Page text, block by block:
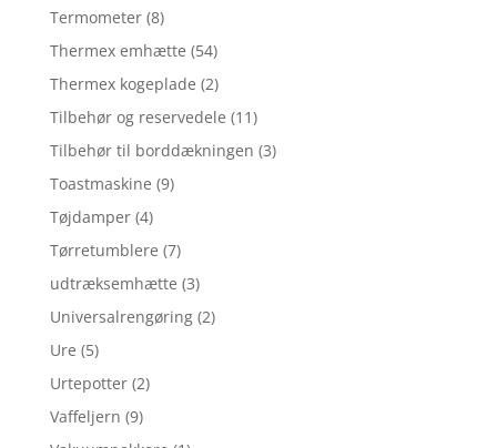
Termometer (8)
Thermex emhætte (54)
Thermex kogeplade (2)
Tilbehør og reservedele (11)
Tilbehør til borddækningen (3)
Toastmaskine (9)
Tøjdamper (4)
Tørretumblere (7)
udtræksemhætte (3)
Universalrengøring (2)
Ure (5)
Urtepotter (2)
Vaffeljern (9)